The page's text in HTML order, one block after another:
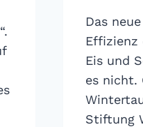
Das
Effizienz
Eis und
es nicht.
Stiftung